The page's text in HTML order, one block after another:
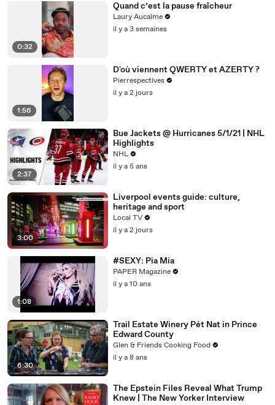
0:32
Quand c’est la pause fraîcheur
Laury Aucalme
il y a 3 semaines
1:56
D'où viennent QWERTY et AZERTY ?
Pierrespectives
il y a 2 jours
2:37
Bue Jackets @ Hurricanes 5/1/21 | NHL
Highlights
NHL
il y a 5 ans
3:00
Liverpool events guide: culture,
heritage and sport
Local TV
il y a 2 jours
1:08
#SEXY: Pia Mia
PAPER Magazine
il y a 10 ans
6:30
Trail Estate Winery Pét Nat in Prince
Edward County
Glen & Friends Cooking Food
il y a 8 ans
The Epstein Files Reveal What Trump
Knew | The New Yorker Interview